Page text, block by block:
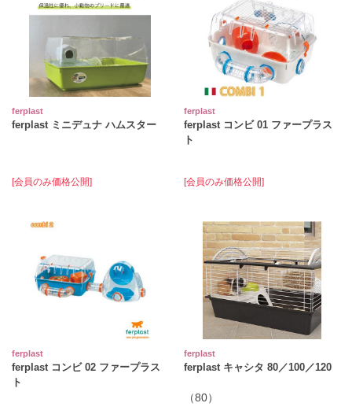
ferplast
ferplast ミニデュナ ハムスター
[会員のみ価格公開]
ferplast
ferplast コンビ 01 ファープラス
ト
[会員のみ価格公開]
ferplast
ferplast コンビ 02 ファープラス
ト
ferplast
ferplast キャシタ 80／100／120
（80）